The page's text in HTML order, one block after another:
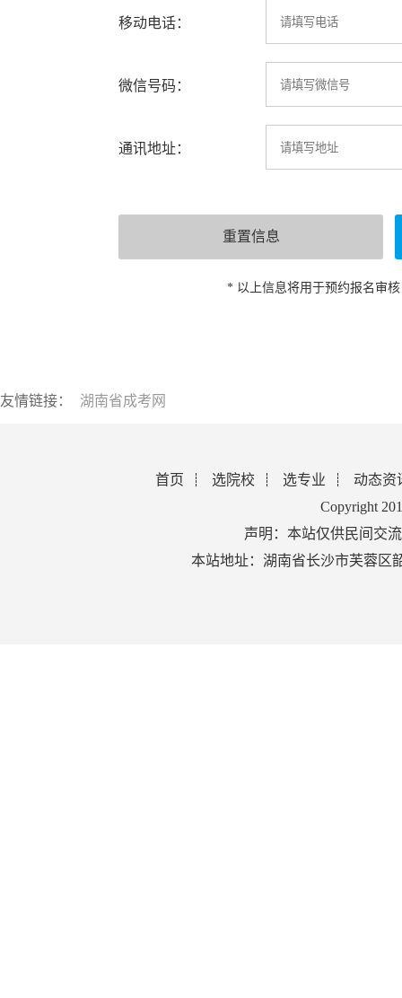
移动电话：
微信号码：
通讯地址：
* 以上信息将用于预约报名审
友情链接： 湖南省成考网
首页 选院校 选专业
动态资
Copyright
声明：本站仅供民间交
本站地址：湖南省长沙市芙蓉区